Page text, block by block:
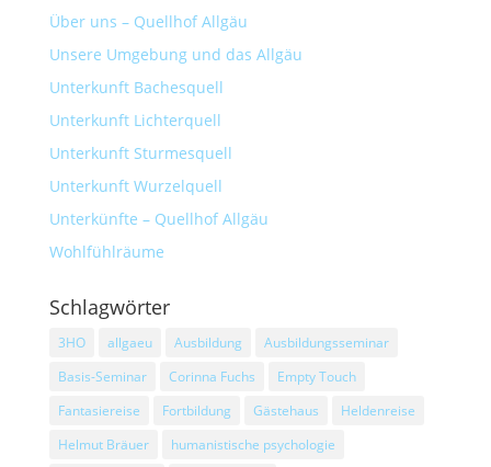
Über uns – Quellhof Allgäu
Unsere Umgebung und das Allgäu
Unterkunft Bachesquell
Unterkunft Lichterquell
Unterkunft Sturmesquell
Unterkunft Wurzelquell
Unterkünfte – Quellhof Allgäu
Wohlfühlräume
Schlagwörter
3HO allgaeu Ausbildung
Ausbildungsseminar
Basis-Seminar
Corinna Fuchs
Empty Touch
Fantasiereise
Fortbildung Gästehaus
Heldenreise
Helmut Bräuer
humanistische psychologie